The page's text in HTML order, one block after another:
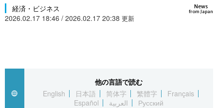
Русский
カテゴリー
国際
アーカイブ
Japan Data
国際・海外
文化
科学・技術
News
from Japan
経済・ビジネス
2026.02.17 18:46 / 2026.02.17 20:38 更新
他の言語で読む
English
日本語 简体字 繁體字
Français
Español
العربية Русский